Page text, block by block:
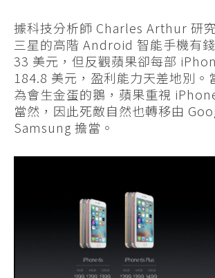
據科技分析師 Charles Arthur 研
三星的高階 Android 智能手機有
33 美元，但反觀蘋果卻每部
184.8 美元，盈利能力天差地別
為會生金蛋的鵝，蘋果重視
當然，因此死敵自然也轉移由
Samsung 擔當。